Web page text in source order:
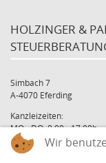
HOLZINGER &
Simbach 7
A-4070 Eferding
Kanzleizeiten:
MO - DO: 8:00 - 17:00h
FR: 8:00 - 12:00h
Wir